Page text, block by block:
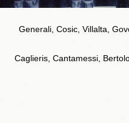
Generali, Cosic, Villalta,
Caglieris, Cantamessi,